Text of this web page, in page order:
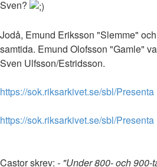
Sven?
Jodå, Emund Eriksson "Slemme"
samtida. Emund Olofsson "Gamle"
Sven Ulfsson/Estridsson.
https://sok.riksarkivet.se/sbl/
https://sok.riksarkivet.se/sbl/
Castor skrev: - "Under 800- och 900-